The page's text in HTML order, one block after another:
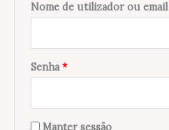
Nome de utilizador ou email
Senha*
Manter sessão